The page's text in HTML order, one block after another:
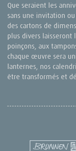
Que seraient les
sans une invitation
des cartons de
plus divers laisseront
poinçons, aux
chaque œuvre sera
lanternes, nos
être transformés et